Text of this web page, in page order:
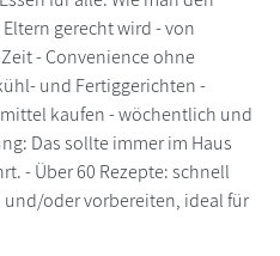
gerecht wird - von
- Convenience ohne
und Fertiggerichten -
kaufen - wöchentlich und
Das sollte immer im Haus
- Über 60 Rezepte: schnell
oder vorbereiten, ideal für